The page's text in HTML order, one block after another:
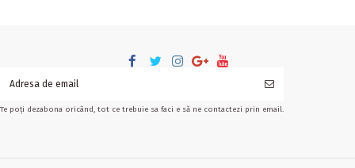
Te poți dezabona oricând, tot ce trebuie sa faci e să ne contactezi prin email.